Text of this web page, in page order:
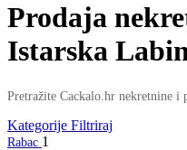
Prodaja
Istarska
Pretražite Cackalo.hr nekretnine i
Kategorije Filtriraj
Rabac 1